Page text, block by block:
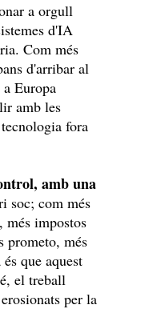
a orgull
d'IA
Com més
d'arribar al
Europa
amb les
fora
amb una
soc; com més
més impostos
prometo, més
que aquest
el treball
per la